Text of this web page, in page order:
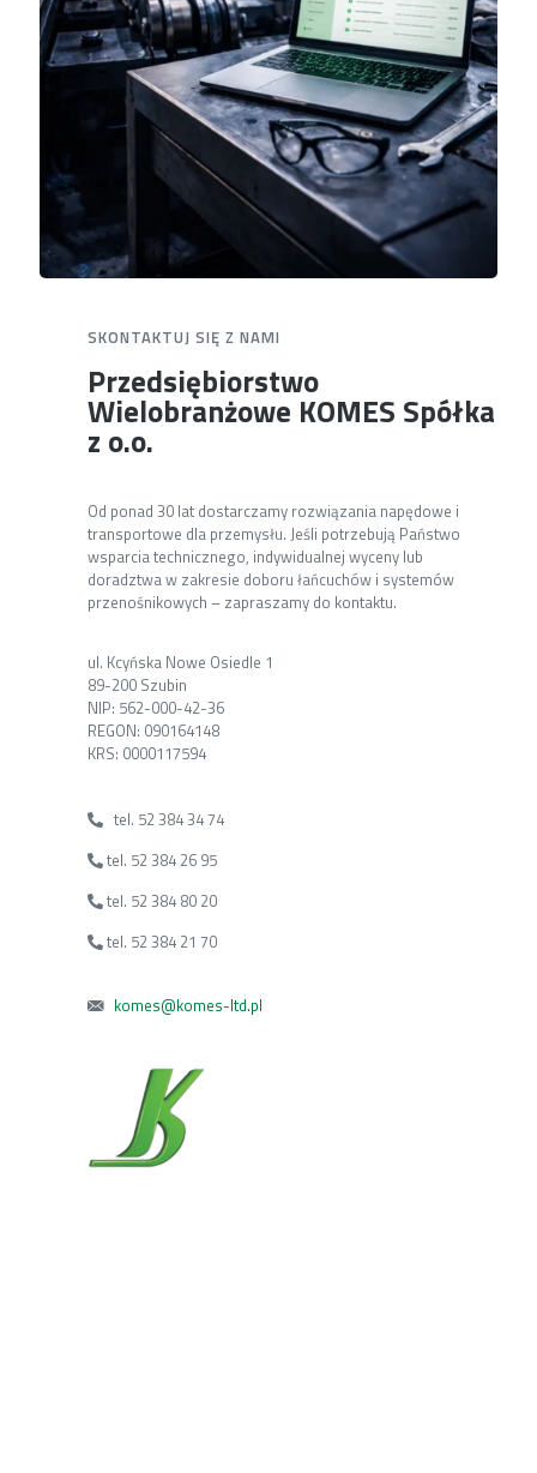
SKONTAKTUJ SIĘ Z NAMI
Przedsiębiorstwo
Wielobranżowe KOMES Spółka
z o.o.
Od ponad 30 lat dostarczamy rozwiązania napędowe i
transportowe dla przemysłu. Jeśli potrzebują Państwo
wsparcia technicznego, indywidualnej wyceny lub
doradztwa w zakresie doboru łańcuchów i systemów
przenośnikowych – zapraszamy do kontaktu.
ul. Kcyńska Nowe Osiedle 1
89-200 Szubin
NIP: 562-000-42-36
REGON: 090164148
KRS: 0000117594
tel. 52 384 34 74
tel. 52 384 26 95
tel. 52 384 80 20
tel. 52 384 21 70
komes@komes-ltd.pl